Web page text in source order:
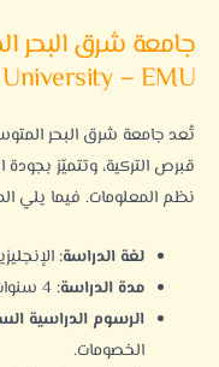
– EMU)
تُعدجامعة شرق البحر
قبرص التركية، وتتميّز
نظم المعلومات. فيما يلي
لغة الدراسة:
مدة الدراسة:
الرسوم الدراسية
الخصومات.